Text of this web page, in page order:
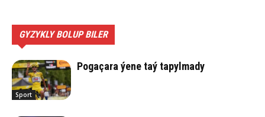
GYZYKLY BOLUP BILER
Sport
Pogaçara ýene taý tapylmady